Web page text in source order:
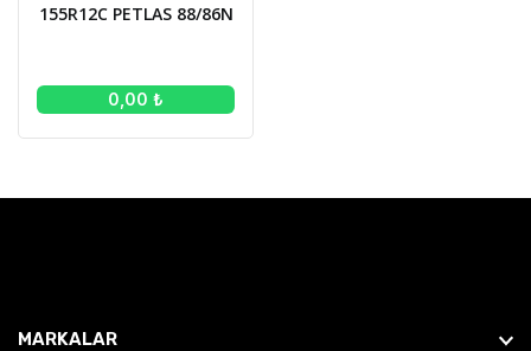
155R12C PETLAS 88/86N
0,00 ₺
MARKALAR